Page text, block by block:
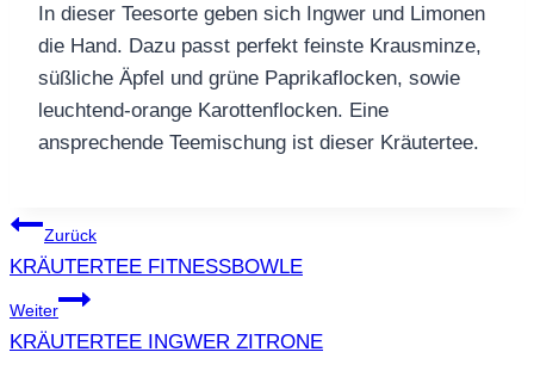
In dieser Teesorte geben sich Ingwer und Limonen
die Hand. Dazu passt perfekt feinste Krausminze,
süßliche Äpfel und grüne Paprikaflocken, sowie
leuchtend-orange Karottenflocken. Eine
ansprechende Teemischung ist dieser Kräutertee.
Beitragsnavigation
Zurück
KRÄUTERTEE FITNESSBOWLE
Weiter
KRÄUTERTEE INGWER ZITRONE